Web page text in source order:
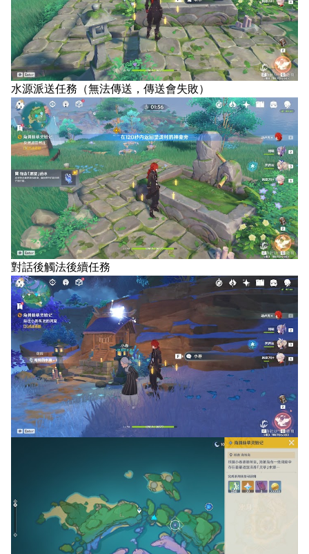
水源派送任務（無法傳送，傳送會失敗）
對話後觸法後續任務